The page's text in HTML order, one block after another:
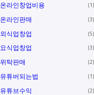
온라인창업비용 1
온라인판매 3
외식업창업 5
요식업창업 3
위탁판매 2
유튜버되는법 1
유튜브수익 2